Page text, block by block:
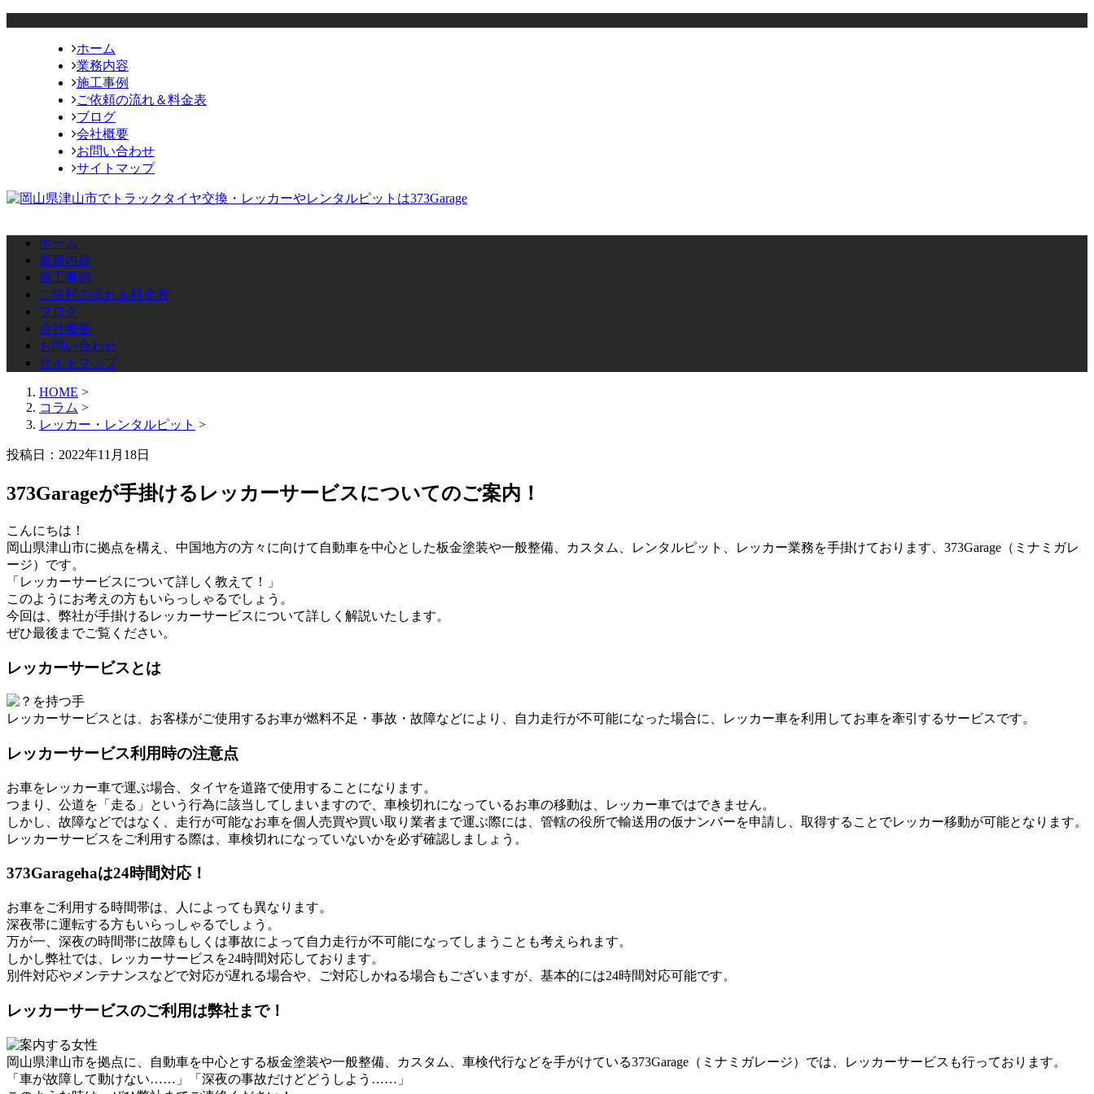
ホーム
業務内容
施工事例
ご依頼の流れ＆料金表
ブログ
会社概要
お問い合わせ
サイトマップ
ホーム
業務内容
施工事例
ご依頼の流れ＆料金表
ブログ
会社概要
お問い合わせ
サイトマップ
HOME >
コラム >
レッカー・レンタルピット >
投稿日：2022年11月18日
373Garageが手掛けるレッカーサービスについてのご案内！
こんにちは！
岡山県津山市に拠点を構え、中国地方の方々に向けて自動車を中心とした板金塗装や一般整備、カスタム、レンタルピット、レッカー業務を手掛けております、373Garage（ミナミガレ
ージ）です。
「レッカーサービスについて詳しく教えて！」
このようにお考えの方もいらっしゃるでしょう。
今回は、弊社が手掛けるレッカーサービスについて詳しく解説いたします。
ぜひ最後までご覧ください。
レッカーサービスとは
レッカーサービスとは、お客様がご使用するお車が燃料不足・事故・故障などにより、自力走行が不可能になった場合に、レッカー車を利用してお車を牽引するサービスです。
レッカーサービス利用時の注意点
お車をレッカー車で運ぶ場合、タイヤを道路で使用することになります。
つまり、公道を「走る」という行為に該当してしまいますので、車検切れになっているお車の移動は、レッカー車ではできません。
しかし、故障などではなく、走行が可能なお車を個人売買や買い取り業者まで運ぶ際には、管轄の役所で輸送用の仮ナンバーを申請し、取得することでレッカー移動が可能となります。
レッカーサービスをご利用する際は、車検切れになっていないかを必ず確認しましょう。
373Garagehaは24時間対応！
お車をご利用する時間帯は、人によっても異なります。
深夜帯に運転する方もいらっしゃるでしょう。
万が一、深夜の時間帯に故障もしくは事故によって自力走行が不可能になってしまうことも考えられます。
しかし弊社では、レッカーサービスを24時間対応しております。
別件対応やメンテナンスなどで対応が遅れる場合や、ご対応しかねる場合もございますが、基本的には24時間対応可能です。
レッカーサービスのご利用は弊社まで！
岡山県津山市を拠点に、自動車を中心とする板金塗装や一般整備、カスタム、車検代行などを手がけている373Garage（ミナミガレージ）では、レッカーサービスも行っております。
「車が故障して動けない……」「深夜の事故だけどどうしよう……」